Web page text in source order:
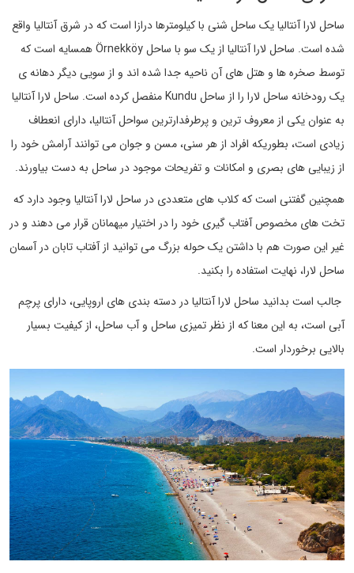
ساحل لارا آنتالیا یک ساحل شنی با کیلومترها درازا است که در شرق آنتالیا واقع
شده است. ساحل لارا آنتالیا از یک سو با ساحل Örnekköy همسایه است که
توسط صخره ها و هتل های آن ناحیه جدا شده اند و از سویی دیگر دهانه ی
یک رودخانه ساحل لارا را از ساحل Kundu منفصل کرده است. ساحل لارا آنتالیا
به عنوان یکی از معروف ترین و پرطرفدارترین سواحل آنتالیا، دارای انعطاف
زیادی است، بطوریکه افراد از هر سنی، مسن و جوان می توانند آرامش خود را
از زیبایی های بصری و امکانات و تفریحات موجود در ساحل به دست بیاورند.
همچنین گفتنی است که کلاب های متعددی در ساحل لارا آنتالیا وجود دارد که
تخت های مخصوص آفتاب گیری خود را در اختیار میهمانان قرار می دهند و در
غیر این صورت هم با داشتن یک حوله بزرگ می توانید از آفتاب تابان در آسمان
ساحل لارا، نهایت استفاده را بکنید.
جالب است بدانید ساحل لارا آنتالیا در دسته بندی های اروپایی، دارای پرچم
آبی است، به این معنا که از نظر تمیزی ساحل و آب ساحل، از کیفیت بسیار
بالایی برخوردار است.